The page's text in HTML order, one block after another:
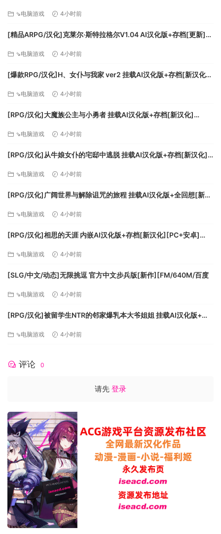
栩栩如生的视觉效果，让衰败世界的黑暗之美充满惊喜，从满
屏弹幕的激烈战斗，到出乎意料的剧情反转，都将在这颗荒凉
的旅程中突出重围。《Returnal》拥有极高的重玩价值。程序
化生成的世界让玩家能在每次失败后拾掇精神，在又一次的重
生中迎接不断变化的全新挑战。
完整的 PC 版游戏体验包含成就系统与游戏进度追踪器、5 项图
用率测量、延迟追踪器）。
体验亮眼夺目的视觉效果 16:10、21:9 宽屏与 32:9 超宽屏，三
额外选项，以供调整过场动画与 UI 界面。画面均在惊人的 4K
影，以及一系列全新光照选项，所有选项均可由多种滑块进行
自定义，让您获得更具沉浸感的游戏体验。此外，游戏将支持
术。
1 需要兼容的 PC 与显示设备。
2 需要兼容的 PC 与显卡方可开启图像增强。
亲自上手，引爆感官。 使用 DualSense™ 控制器进行游戏，即
键鼠或其他控制器，所有按键均可进行自定义。游戏还加入了
诸多易用性选项，例如准星上的次要射击充能提示，以及多人
选择 3D 音效支持的类型。4 准确定位周遭声响，让一切变得栩
合作模式：在合作模式中，您可以与另一位 PC 端玩家携手并
机重重，但团队合作的无限可能将为您带来全新的维度与生存
主玩家可使用位于各个生物群落的柯罗诺斯装置，召唤一位好
友或随机匹配另一位在线玩家。房主的游戏进度决定了多人游
戏中的可用道具。
西西弗斯之塔：下次在坠机地点醒来时，抬头看看。只需解锁
伊卡罗斯之锚，即可发现西西弗斯之塔入口。5 迎接西西弗斯之
塔的全新挑战，在似无止境的高塔中攀登，享受纯粹战斗。越
攀越高，赢取更高分数，搜寻独特道具和侦察日志，探索塞勒
涅那尚未知晓的故事。
5 在合作模式中，玩家将无法进入西西弗斯之塔、“房屋”场景和
挑战模式。不支持与 PlayStation®5 主机玩家进行跨平台游
⇘电脑游戏 4小时前
[精品ARPG/汉化]克莱尔·斯特拉格尔V1.04 AI汉化版+存档[更新]
⇘电脑游戏 4小时前
[爆款RPG/汉化]H、女仆与我家 ver2 挂载AI汉化版+存档[新汉化]
⇘电脑游戏 4小时前
[RPG/汉化]大魔族公主与小勇者 挂载AI汉化版+存档[新汉化]
⇘电脑游戏 4小时前
[RPG/汉化]从牛娘女仆的宅邸中逃脱 挂载AI汉化版+存档[新汉化]
⇘电脑游戏 4小时前
[RPG/汉化]广阔世界与解除诅咒的旅程 挂载AI汉化版+全回想[新汉
⇘电脑游戏 4小时前
[RPG/汉化]相思的天涯 内嵌AI汉化版+存档[新汉化][PC+安卓]
⇘电脑游戏 4小时前
[SLG/中文/动态]无限挑逗 官方中文步兵版[新作][FM/640M/百度
⇘电脑游戏 4小时前
[RPG/汉化]被留学生NTR的邻家爆乳本大爷姐姐 挂载AI汉化版+存
⇘电脑游戏 4小时前
评论 0
请先 登录